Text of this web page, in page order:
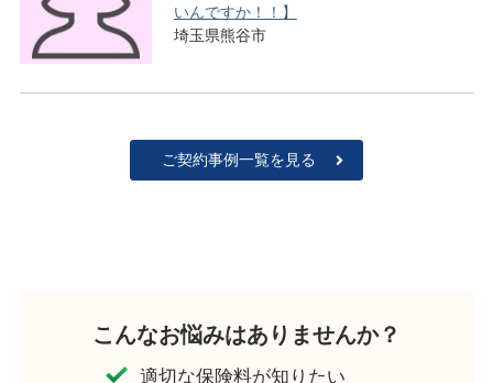
いんですか！！】
埼玉県熊谷市
ご契約事例一覧を見る
こんなお悩みはありませんか？
適切な保険料が知りたい